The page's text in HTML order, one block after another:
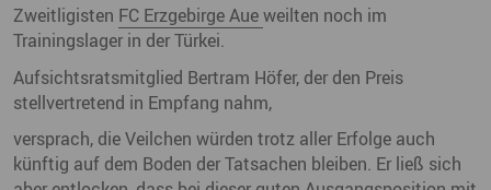
Zweitligisten FC Erzgebirge Aueweilten noch im
Trainingslager in der Türkei.
Aufsichtsratsmitglied Bertram Höfer, der den Preis
stellvertretend in Empfang nahm,
versprach, die Veilchen würden trotz aller Erfolge auch
künftig auf dem Boden der Tatsachen bleiben. Er ließ sich